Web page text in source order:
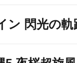
ン 閃光の軌